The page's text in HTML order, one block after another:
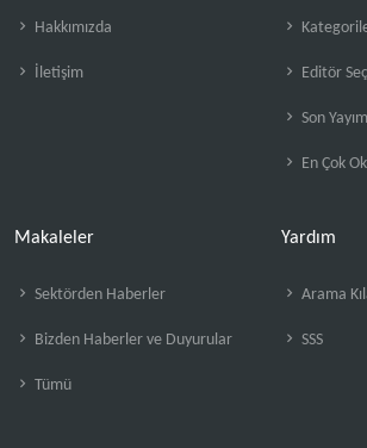
Hakkımızda
İletişim Editör
Son
En Çok
Makaleler
Sektörden Haberler
Bizden Haberler ve Duyurular
Tümü
Yardım
Arama
SSS